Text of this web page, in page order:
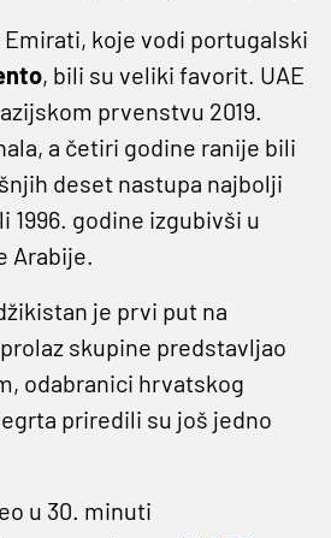
koje vodi portugalski
, bili su veliki favorit. UAE
prvenstvu 2019.
a četiri godine ranije bili
deset nastupa najbolji
1996. godine izgubivši u
Arabije.
je prvi put na
skupine predstavljao
odabranici hrvatskog
priredili su još jedno
u 30. minuti